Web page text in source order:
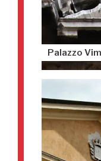
Palazzo